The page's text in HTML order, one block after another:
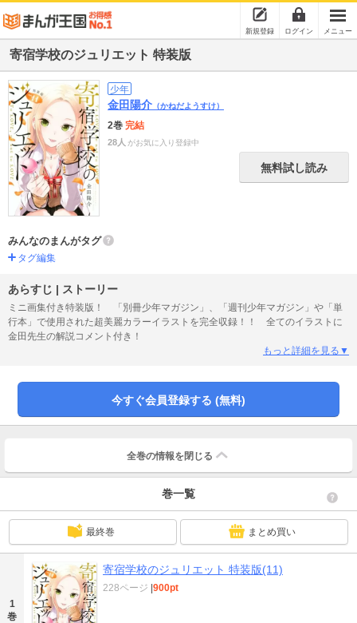
新規登録 ログイン メニュー
寄宿学校のジュリエット 特装版
少年
金田陽介 （かねだようすけ）
2巻 完結
28人 がお気に入り登録中
無料試し読み
みんなのまんがタグ
タグ編集
あらすじ | ストーリー
ミニ画集付き特装版！ 「別冊少年マガジン」、「週刊少年マガジン」や「単
行本」で使用された超美麗カラーイラストを完全収録！！ 全てのイラストに
金田先生の解説コメント付き！
もっと詳細を見る▼
今すぐ会員登録する (無料)
全巻の情報を 閉じる
巻一覧
最終巻 まとめ買い
1
巻
寄宿学校のジュリエット 特装版(11)
228ページ |900pt